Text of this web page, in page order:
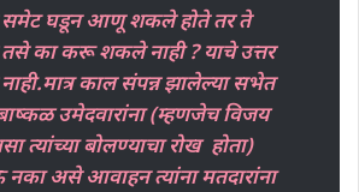
समेट घडून आणू शकले होते तर ते
तसे का करू शकले नाही ? याचे उत्तर
काल संपन्न झालेल्या सभेत
उमेदवारांना (म्हणजेच विजय
त्यांच्या बोलण्याचा रोख होता)
असे आवाहन त्यांना मतदारांना